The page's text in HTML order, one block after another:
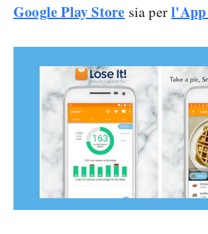
Google Play Store sia perl'App